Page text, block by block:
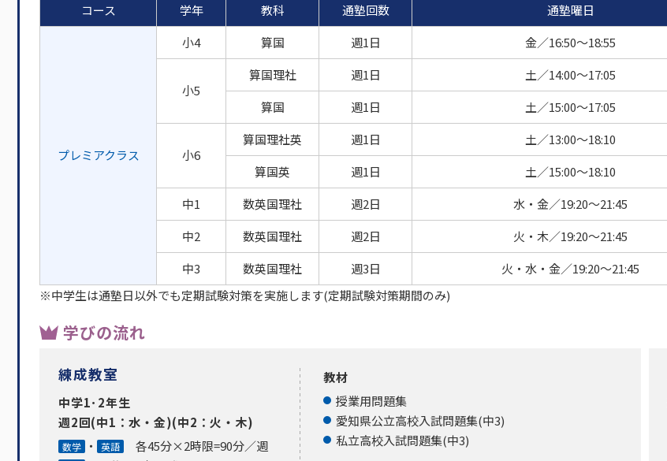
コース
学年 教科 通塾回数 通塾曜日
プレミアクラス
小4 算国 週1日 金／16:50～18:55
小5
算国理社 週1日 土／14:00～17:05
算国
週1日 土／15:00～17:05
小6
算国理社英 週1日 土／13:00～18:10
算国英
週1日 土／15:00～18:10
中1
数英国理社 週2日 水・金／19:20～21:45
中2
数英国理社 週2日 火・木／19:20～21:45
中3
数英国理社 週3日 火・水・金／19:20～21:45
※中学生は通塾日以外でも定期試験対策を実施します(定期試験対策期間のみ)
学びの流れ
練成教室
中学1･2年生
週2回(中1：水・金)(中2：火・木)
数学 ・ 英語 各45分×2時限=90分／週
教材
授業用問題集
愛知県公立高校入試問題集(中3)
私立高校入試問題集(中3)